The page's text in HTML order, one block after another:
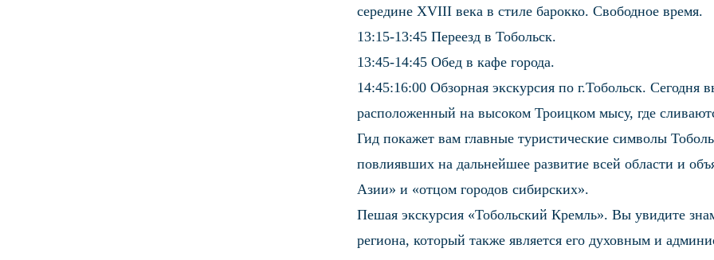
середине XVIII века в стиле барокко. Свободное время.
13:15-13:45 Переезд в Тобольск.
13:45-14:45 Обед в кафе города.
14:45:16:00 Обзорная экскурсия по г.Тобольск. Сегодня
расположенный на высоком Троицком мысу, где
Гид покажет вам главные туристические символы
повлиявших на дальнейшее развитие всей области и
Азии» и «отцом городов сибирских».
Пешая экскурсия «Тобольский Кремль». Вы увидите
региона, который также является его духовным и